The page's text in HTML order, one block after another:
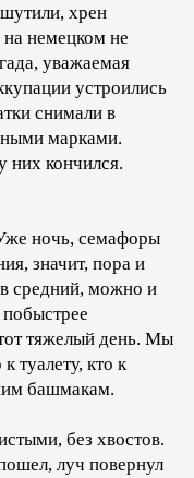
хрен
немецком не
уважаемая
устроились
снимали в
марками.
них кончился.
ночь, семафоры
значит, пора и
средний, можно и
тяжелый день. Мы
туалету, кто к
башмакам.
без хвостов.
луч повернул